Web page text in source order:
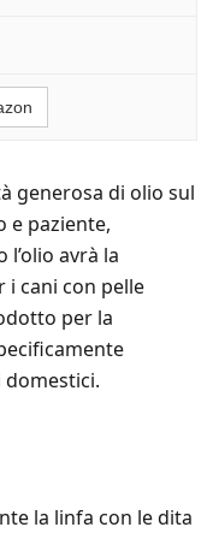
generosa di olio sul
e paziente,
avrà la
i cani con pelle
per la
la linfa con le dita